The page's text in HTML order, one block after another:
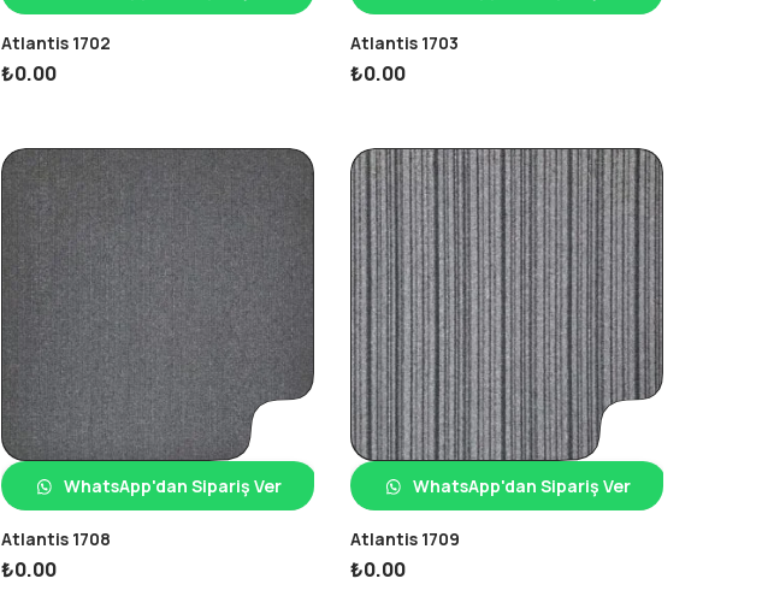
Atlantis 1702
₺0.00
Atlantis 1703
₺0.00
WhatsApp'dan Sipariş Ver
Atlantis 1708
₺0.00
WhatsApp'dan Sipariş Ver
Atlantis 1709
₺0.00